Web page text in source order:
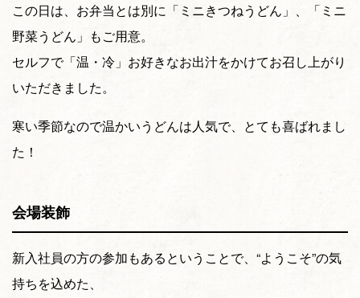
この日は、お弁当とは別に「ミニきつねうどん」、「ミニ
野菜うどん」もご用意。
セルフで「温・冷」お好きなお出汁をかけてお召し上がり
いただきました。
寒い季節なので温かいうどんは人気で、とても喜ばれまし
た！
会場装飾
新入社員の方の参加もあるということで、“ようこそ”の気
持ちを込めた、